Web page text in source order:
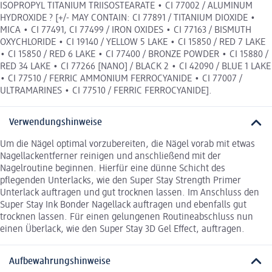
ISOPROPYL TITANIUM TRIISOSTEARATE • CI 77002 / ALUMINUM
HYDROXIDE ? [+/- MAY CONTAIN: CI 77891 / TITANIUM DIOXIDE •
MICA • CI 77491, CI 77499 / IRON OXIDES • CI 77163 / BISMUTH
OXYCHLORIDE • CI 19140 / YELLOW 5 LAKE • CI 15850 / RED 7 LAKE
• CI 15850 / RED 6 LAKE • CI 77400 / BRONZE POWDER • CI 15880 /
RED 34 LAKE • CI 77266 [NANO] / BLACK 2 • CI 42090 / BLUE 1 LAKE
• CI 77510 / FERRIC AMMONIUM FERROCYANIDE • CI 77007 /
ULTRAMARINES • CI 77510 / FERRIC FERROCYANIDE].
Verwendungshinweise
Um die Nägel optimal vorzubereiten, die Nägel vorab mit etwas
Nagellackentferner reinigen und anschließend mit der
Nagelroutine beginnen. Hierfür eine dünne Schicht des
pflegenden Unterlacks, wie den Super Stay Strength Primer
Unterlack auftragen und gut trocknen lassen. Im Anschluss den
Super Stay Ink Bonder Nagellack auftragen und ebenfalls gut
trocknen lassen. Für einen gelungenen Routineabschluss nun
einen Überlack, wie den Super Stay 3D Gel Effect, auftragen.
Aufbewahrungshinweise